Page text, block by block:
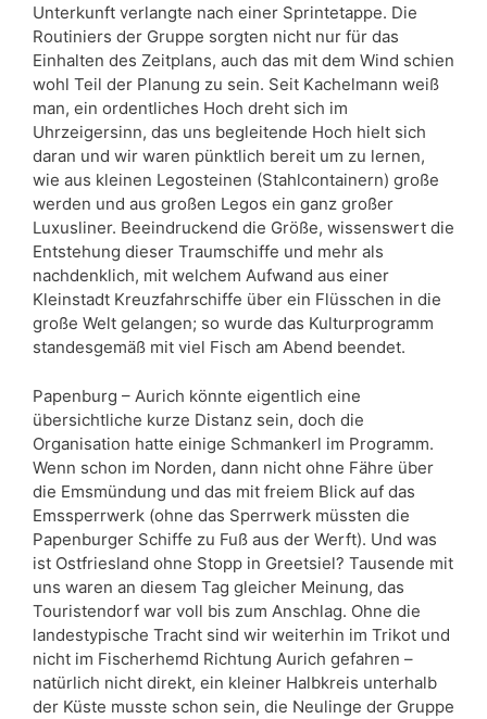
Unterkunft verlangte nach einer Sprintetappe. Die
Routiniers der Gruppe sorgten nicht nur für das
Einhalten des Zeitplans, auch das mit dem Wind schien
wohl Teil der Planung zu sein. Seit Kachelmann weiß
man, ein ordentliches Hoch dreht sich im
Uhrzeigersinn, das uns begleitende Hoch hielt sich
daran und wir waren pünktlich bereit um zu lernen,
wie aus kleinen Legosteinen (Stahlcontainern) große
werden und aus großen Legos ein ganz großer
Luxusliner. Beeindruckend die Größe, wissenswert die
Entstehung dieser Traumschiffe und mehr als
nachdenklich, mit welchem Aufwand aus einer
Kleinstadt Kreuzfahrschiffe über ein Flüsschen in die
große Welt gelangen; so wurde das Kulturprogramm
standesgemäß mit viel Fisch am Abend beendet.
Papenburg – Aurich könnte eigentlich eine
übersichtliche kurze Distanz sein, doch die
Organisation hatte einige Schmankerl im Programm.
Wenn schon im Norden, dann nicht ohne Fähre über
die Emsmündung und das mit freiem Blick auf das
Emssperrwerk (ohne das Sperrwerk müssten die
Papenburger Schiffe zu Fuß aus der Werft). Und was
ist Ostfriesland ohne Stopp in Greetsiel? Tausende mit
uns waren an diesem Tag gleicher Meinung, das
Touristendorf war voll bis zum Anschlag. Ohne die
landestypische Tracht sind wir weiterhin im Trikot und
nicht im Fischerhemd Richtung Aurich gefahren –
natürlich nicht direkt, ein kleiner Halbkreis unterhalb
der Küste musste schon sein, die Neulinge der Gruppe